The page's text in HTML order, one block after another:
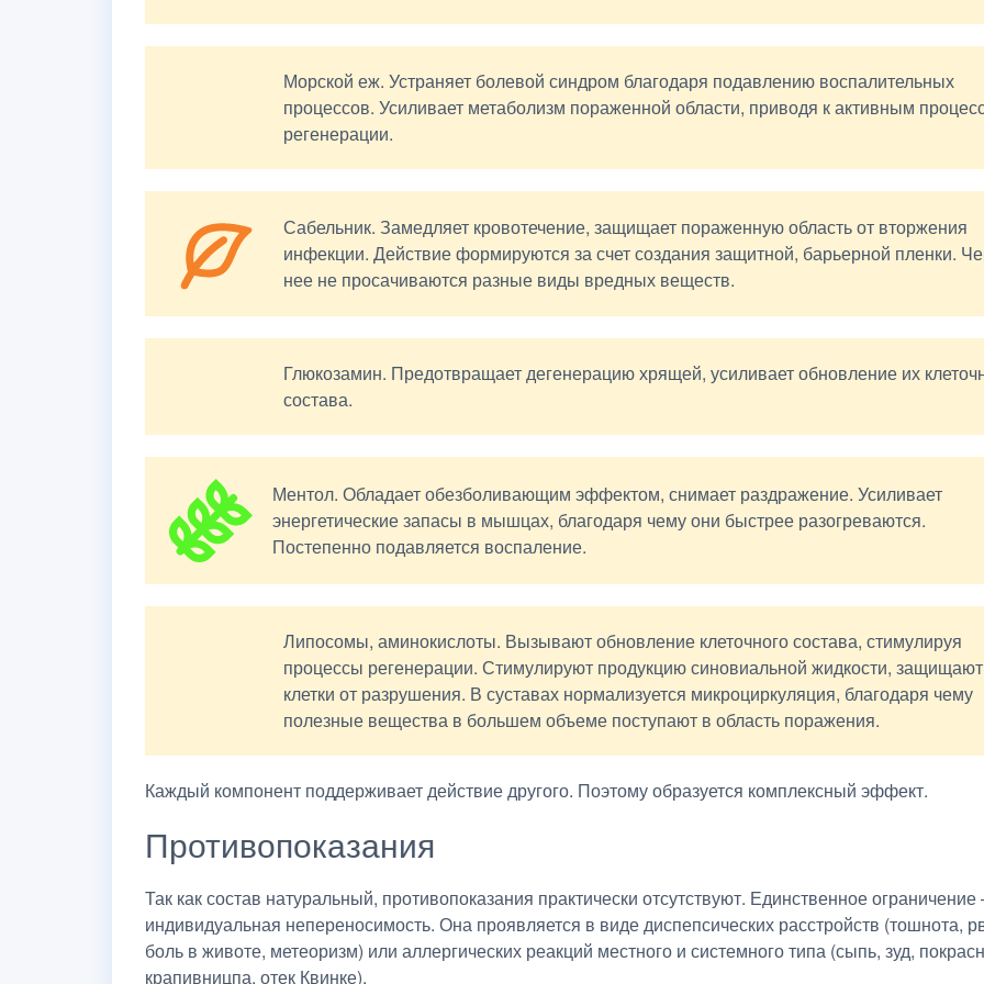
Морской еж. Устраняет болевой синдром благодаря подавлению воспалительных
процессов. Усиливает метаболизм пораженной области, приводя к активным
регенерации.
Сабельник. Замедляет кровотечение, защищает пораженную область от вторжения
инфекции. Действие формируются за счет создания защитной, барьерной пленки.
нее не просачиваются разные виды вредных веществ.
Глюкозамин. Предотвращает дегенерацию хрящей, усиливает обновление их
состава.
Ментол. Обладает обезболивающим эффектом, снимает раздражение. Усиливает
энергетические запасы в мышцах, благодаря чему они быстрее разогреваются.
Постепенно подавляется воспаление.
Липосомы, аминокислоты. Вызывают обновление клеточного состава, стимулируя
процессы регенерации. Стимулируют продукцию синовиальной жидкости, защищают
клетки от разрушения. В суставах нормализуется микроциркуляция, благодаря чему
полезные вещества в большем объеме поступают в область поражения.
Каждый компонент поддерживает действие другого. Поэтому образуется комплексный эффект.
Противопоказания
Так как состав натуральный, противопоказания практически отсутствуют. Единственное ограничение
индивидуальная непереносимость. Она проявляется в виде диспепсических расстройств (тошнота,
боль в животе, метеоризм) или аллергических реакций местного и системного типа (сыпь, зуд,
крапивницпа, отек Квинке).